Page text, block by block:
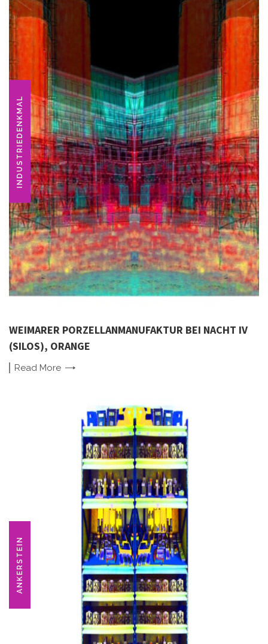
INDUSTRIEDENKMAL
WEIMARER PORZELLANMANUFAKTUR BEI NACHT IV
(SILOS), ORANGE
Read More
ANKERSTEIN